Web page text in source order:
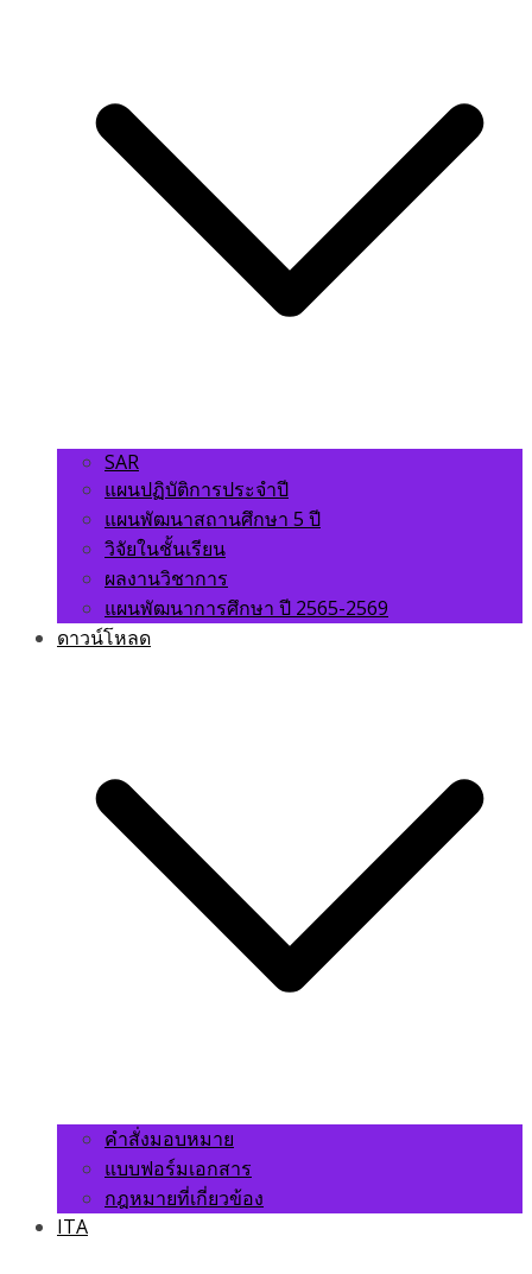
SAR
แผนปฏิบัติการประจำปี
แผนพัฒนาสถานศึกษา 5 ปี
วิจัยในชั้นเรียน
ผลงานวิชาการ
แผนพัฒนาการศึกษา ปี 2565-2569
ดาวน์โหลด
คำสั่งมอบหมาย
แบบฟอร์มเอกสาร
กฎหมายที่เกี่ยวข้อง
ITA